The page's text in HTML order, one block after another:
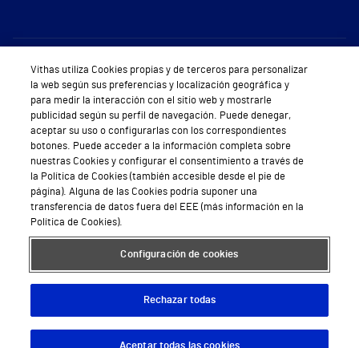
Sobre Vithas
Quiénes somos
Trabajar en Vithas
Teléfono Cita Médica
Teléfono Atención al Cliente
Política de seguridad y salud en el trabajo
Conoce a Supervita
Aviso Legal Política de cookies Política de privacidad Mapa web Protección de datos
Vithas utiliza Cookies propias y de terceros para personalizar
la web según sus preferencias y localización geográfica y
para medir la interacción con el sitio web y mostrarle
publicidad según su perfil de navegación. Puede denegar,
aceptar su uso o configurarlas con los correspondientes
botones. Puede acceder a la información completa sobre
nuestras Cookies y configurar el consentimiento a través de
la Política de Cookies (también accesible desde el pie de
página). Alguna de las Cookies podría suponer una
transferencia de datos fuera del EEE (más información en la
Política de Cookies).
Configuración de cookies
Rechazar todas